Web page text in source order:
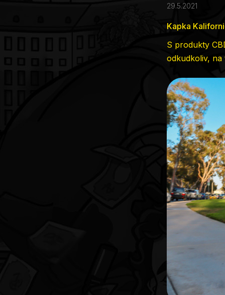
29.5.2021
Kapka
S produkty
odkudkoliv,